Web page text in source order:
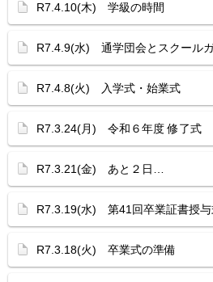
R7.4.10(木) 学級の時間
R7.4.9(水) 通学団会とスクール
R7.4.8(火) 入学式・始業式
R7.3.24(月) 令和６年度 修了式
R7.3.21(金) あと２日…
R7.3.19(水) 第41回卒業証書授与
R7.3.18(火) 卒業式の準備